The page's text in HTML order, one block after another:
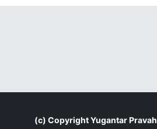
(c) CopyrightYugantar Pravah